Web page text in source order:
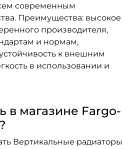
современным
Преимущества: высокое
производителя,
и нормам,
к внешним
в использовании и
в магазине Fargo-
Вертикальные радиаторы